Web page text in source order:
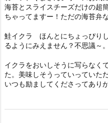
海苔とスライスチーズだけの超
ちゃってますー！ただの海苔弁
鮭イクラ ほんとにちょっぴり
るようにみえません？不思議～
イクラをおいしそうに写らなく
た。美味しそうっていっていた
いつも励ましてくださってあり